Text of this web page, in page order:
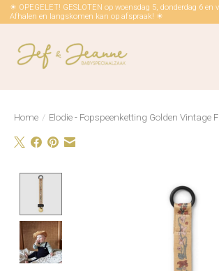
☀ OPEGELET! GESLOTEN op woensdag 5, donderdag 6
Afhalen en langskomen kan op afspraak! ☀
Home / Elodie - Fopspeenketting Golden Vintage